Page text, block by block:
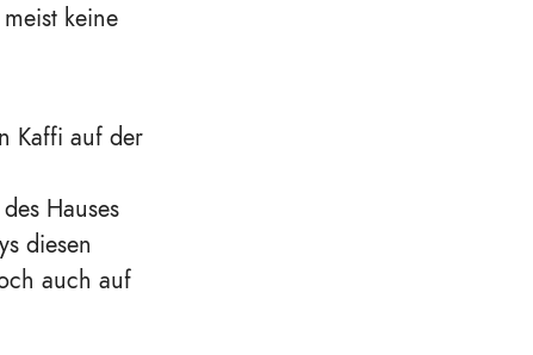
keine
Kaffi auf der
Hauses
diesen
auch auf